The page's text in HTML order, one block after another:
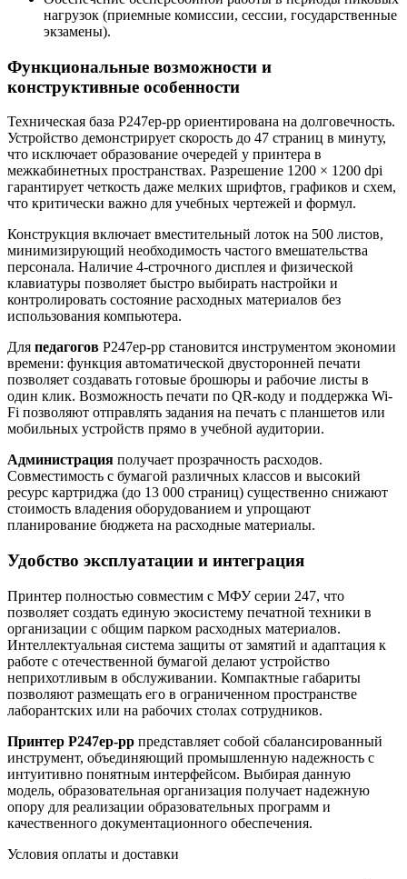
нагрузок (приемные комиссии, сессии, государственные
экзамены).
Функциональные возможности и
конструктивные особенности
Техническая база P247ep-pp ориентирована на долговечность.
Устройство демонстрирует скорость до 47 страниц в минуту,
что исключает образование очередей у принтера в
межкабинетных пространствах. Разрешение 1200 × 1200 dpi
гарантирует четкость даже мелких шрифтов, графиков и схем,
что критически важно для учебных чертежей и формул.
Конструкция включает вместительный лоток на 500 листов,
минимизирующий необходимость частого вмешательства
персонала. Наличие 4-строчного дисплея и физической
клавиатуры позволяет быстро выбирать настройки и
контролировать состояние расходных материалов без
использования компьютера.
Для педагогов P247ep-pp становится инструментом экономии
времени: функция автоматической двусторонней печати
позволяет создавать готовые брошюры и рабочие листы в
один клик. Возможность печати по QR-коду и поддержка Wi-
Fi позволяют отправлять задания на печать с планшетов или
мобильных устройств прямо в учебной аудитории.
Администрация получает прозрачность расходов.
Совместимость с бумагой различных классов и высокий
ресурс картриджа (до 13 000 страниц) существенно снижают
стоимость владения оборудованием и упрощают
планирование бюджета на расходные материалы.
Удобство эксплуатации и интеграция
Принтер полностью совместим с МФУ серии 247, что
позволяет создать единую экосистему печатной техники в
организации с общим парком расходных материалов.
Интеллектуальная система защиты от замятий и адаптация к
работе с отечественной бумагой делают устройство
неприхотливым в обслуживании. Компактные габариты
позволяют размещать его в ограниченном пространстве
лаборантских или на рабочих столах сотрудников.
Принтер P247ep-pp представляет собой сбалансированный
инструмент, объединяющий промышленную надежность с
интуитивно понятным интерфейсом. Выбирая данную
модель, образовательная организация получает надежную
опору для реализации образовательных программ и
качественного документационного обеспечения.
Условия оплаты и доставки